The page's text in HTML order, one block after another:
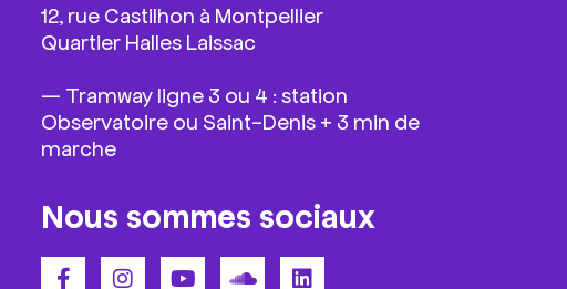
12, rue Castilhon à Montpellier
Quartier Halles Laissac
— Tramway ligne 3 ou 4 : station
Observatoire ou Saint-Denis + 3 min de
marche
Nous sommes sociaux